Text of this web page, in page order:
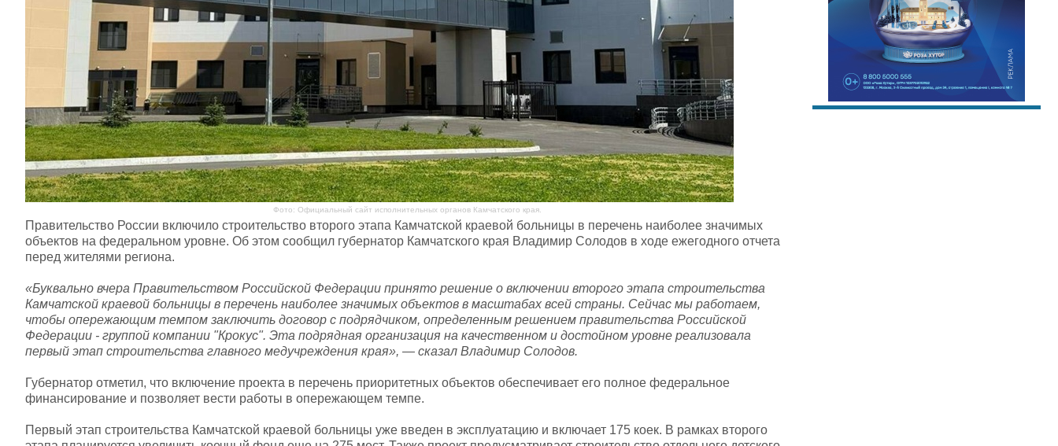
Фото: Официальный сайт исполнительных органов Камчатского края.
Правительство России включило строительство второго этапа Камчатской краевой больницы в перечень наиболее значимых
объектов на федеральном уровне. Об этом сообщил губернатор Камчатского края Владимир Солодов в ходе ежегодного отчета
перед жителями региона.
«Буквально вчера Правительством Российской Федерации принято решение о включении второго этапа строительства
Камчатской краевой больницы в перечень наиболее значимых объектов в масштабах всей страны. Сейчас мы работаем,
чтобы опережающим темпом заключить договор с подрядчиком, определенным решением правительства Российской
Федерации - группой компании "Крокус". Эта подрядная организация на качественном и достойном уровне реализовала
первый этап строительства главного медучреждения края», — сказал Владимир Солодов.
Губернатор отметил, что включение проекта в перечень приоритетных объектов обеспечивает его полное федеральное
финансирование и позволяет вести работы в опережающем темпе.
Первый этап строительства Камчатской краевой больницы уже введен в эксплуатацию и включает 175 коек. В рамках второго